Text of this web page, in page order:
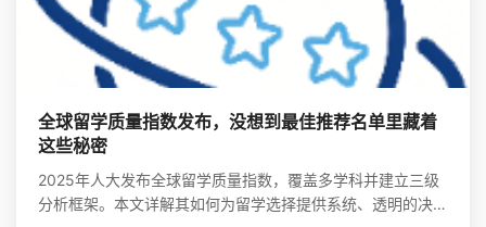
全球留学质量指数发布，没想到最佳推荐名单里藏着
这些秘密
2025年人大发布全球留学质量指数，覆盖多学科并建立三级
分析框架。本文详解其如何为留学选择提供系统、透明的决策